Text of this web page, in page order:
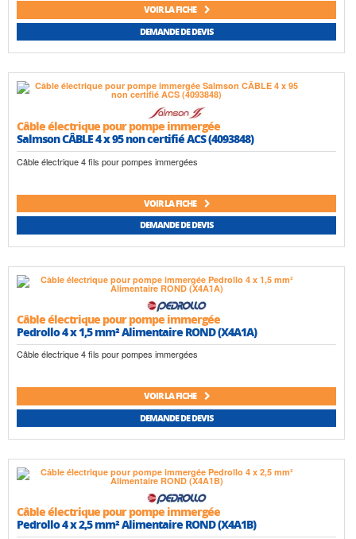
VOIR LA FICHE
DEMANDE DE DEVIS
Câble électrique pour pompe immergée
Salmson CÂBLE 4 x 95 non certifié ACS (4093848)
Câble électrique 4 fils pour pompes immergées
VOIR LA FICHE
DEMANDE DE DEVIS
Câble électrique pour pompe immergée
Pedrollo 4 x 1,5 mm² Alimentaire ROND (X4A1A)
Câble électrique 4 fils pour pompes immergées
VOIR LA FICHE
DEMANDE DE DEVIS
Câble électrique pour pompe immergée
Pedrollo 4 x 2,5 mm² Alimentaire ROND (X4A1B)